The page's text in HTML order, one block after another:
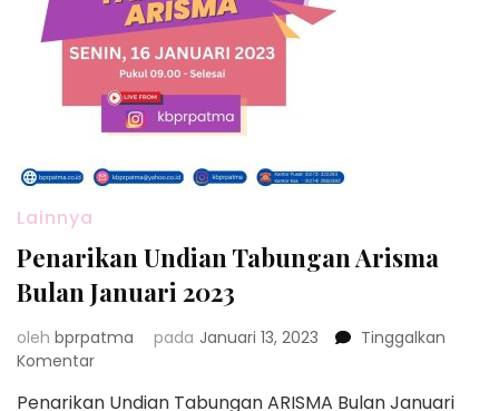
Lainnya
Penarikan Undian Tabungan Arisma
Bulan Januari 2023
oleh bprpatma pada Januari 13, 2023
Tinggalkan
Komentarpada
Penarikan Undian Tabungan ARISMA Bulan Januari